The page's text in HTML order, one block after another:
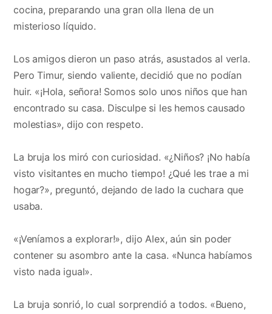
cocina, preparando una gran olla llena de un
misterioso líquido.
Los amigos dieron un paso atrás, asustados al verla.
Pero Timur, siendo valiente, decidió que no podían
huir. «¡Hola, señora! Somos solo unos niños que han
encontrado su casa. Disculpe si les hemos causado
molestias», dijo con respeto.
La bruja los miró con curiosidad. «¿Niños? ¡No había
visto visitantes en mucho tiempo! ¿Qué les trae a mi
hogar?», preguntó, dejando de lado la cuchara que
usaba.
«¡Veníamos a explorar!», dijo Alex, aún sin poder
contener su asombro ante la casa. «Nunca habíamos
visto nada igual».
La bruja sonrió, lo cual sorprendió a todos. «Bueno,